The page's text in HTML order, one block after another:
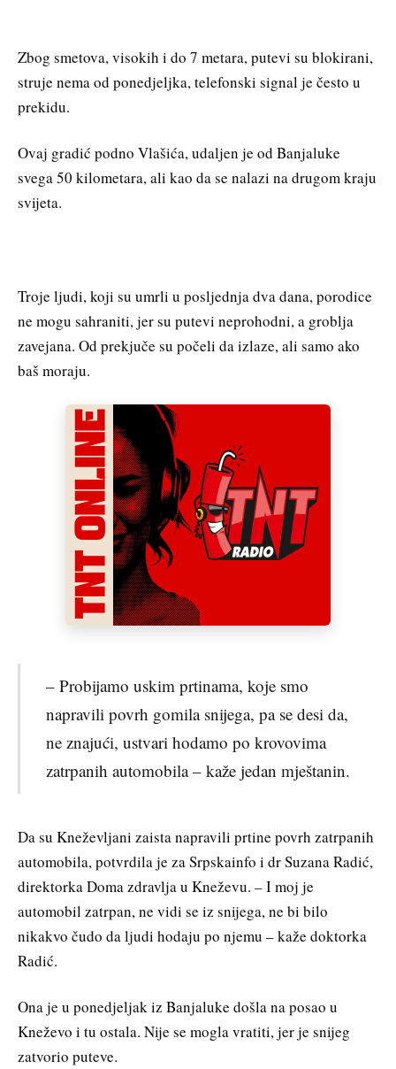
Zbog smetova, visokih i do 7 metara, putevi su blokirani,
struje nema od ponedjeljka, telefonski signal je često u
prekidu.
Ovaj gradić podno Vlašića, udaljen je od Banjaluke
svega 50 kilometara, ali kao da se nalazi na drugom kraju
svijeta.
Troje ljudi, koji su umrli u posljednja dva dana, porodice
ne mogu sahraniti, jer su putevi neprohodni, a groblja
zavejana. Od prekjuče su počeli da izlaze, ali samo ako
baš moraju.
– Probijamo uskim prtinama, koje smo
napravili povrh gomila snijega, pa se desi da,
ne znajući, ustvari hodamo po krovovima
zatrpanih automobila – kaže jedan mještanin.
Da su Kneževljani zaista napravili prtine povrh zatrpanih
automobila, potvrdila je za Srpskainfo i dr Suzana Radić,
direktorka Doma zdravlja u Kneževu. – I moj je
automobil zatrpan, ne vidi se iz snijega, ne bi bilo
nikakvo čudo da ljudi hodaju po njemu – kaže doktorka
Radić.
Ona je u ponedjeljak iz Banjaluke došla na posao u
Kneževo i tu ostala. Nije se mogla vratiti, jer je snijeg
zatvorio puteve.